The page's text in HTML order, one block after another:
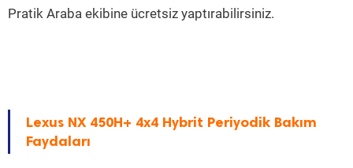
Pratik Araba ekibine ücretsiz yaptırabilirsiniz.
Lexus NX 450H+ 4x4 Hybrit Periyodik Bakım
Faydaları